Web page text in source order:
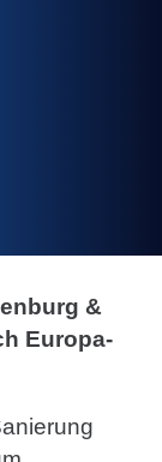
&
Europa-